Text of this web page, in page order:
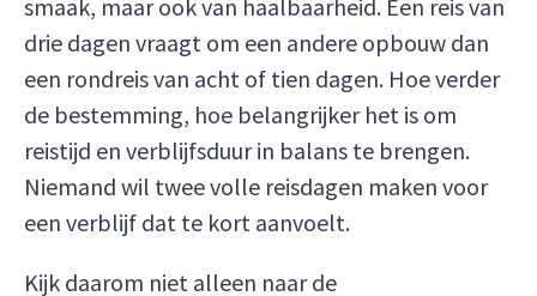
smaak, maar ook van haalbaarheid. Een reis van
drie dagen vraagt om een andere opbouw dan
een rondreis van acht of tien dagen. Hoe verder
de bestemming, hoe belangrijker het is om
reistijd en verblijfsduur in balans te brengen.
Niemand wil twee volle reisdagen maken voor
een verblijf dat te kort aanvoelt.
Kijk daarom niet alleen naar de